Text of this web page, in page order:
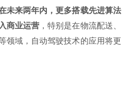
未来两年内，更多搭载先进算法
商业运营 ，特别是在物流配送、
领域，自动驾驶技术的应用将更